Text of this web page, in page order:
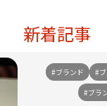
新着記事
#ブランド
#
#ブラ